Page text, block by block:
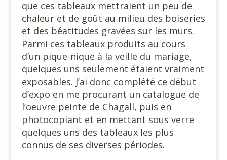
que ces tableaux mettraient un peu de
chaleur et de goût au milieu des boiseries
et des béatitudes gravées sur les murs.
Parmi ces tableaux produits au cours
d’un pique-nique à la veille du mariage,
quelques uns seulement étaient vraiment
exposables. J’ai donc complété ce début
d’expo en me procurant un catalogue de
l’oeuvre peinte de Chagall, puis en
photocopiant et en mettant sous verre
quelques uns des tableaux les plus
connus de ses diverses périodes.